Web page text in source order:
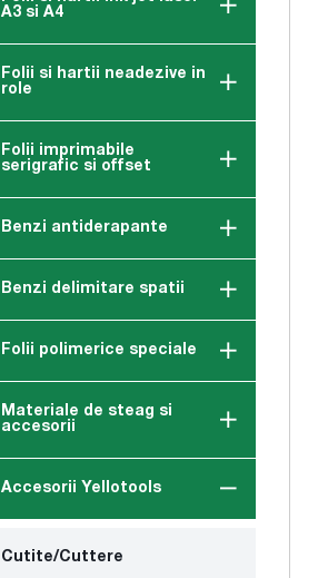
A3 si A4
Folii si hartii neadezive in
role
Folii imprimabile
serigrafic si offset
Benzi antiderapante
Benzi delimitare spatii
Folii polimerice speciale
Materiale de steag si
accesorii
Accesorii Yellotools
Cutite/Cuttere